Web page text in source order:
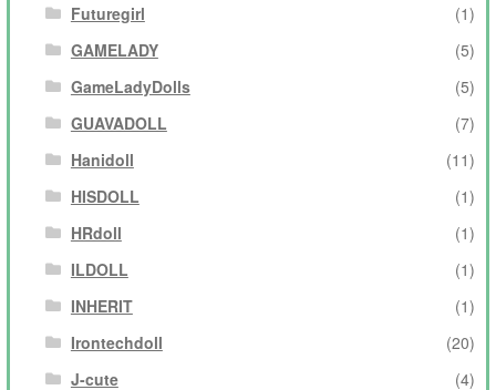
Futuregirl
(1)
GAMELADY
(5)
GameLadyDolls
(5)
GUAVADOLL
(7)
Hanidoll
(11)
HISDOLL
(1)
HRdoll
(1)
ILDOLL
(1)
INHERIT
(1)
Irontechdoll
(20)
J-cute
(4)